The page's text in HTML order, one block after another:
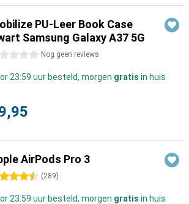
PU-Leer Book Case
Samsung Galaxy A37 5G
Nog geen reviews
23:59 uur besteld, morgen gratis in huis
AirPods Pro 3
sterren (289)
23:59 uur besteld, morgen gratis in huis